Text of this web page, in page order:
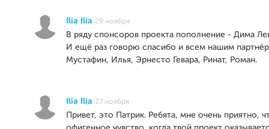
Ilia Ilia 29 ноября
В ряду спонсоров проекта пополнение - Дима
И ещё раз говорю спасибо и всем нашим
Мустафин, Илья, Эрнесто Гевара, Ринат, Роман.
Ilia Ilia 27 ноября
Привет, это Патрик. Ребята, мне очень приятно,